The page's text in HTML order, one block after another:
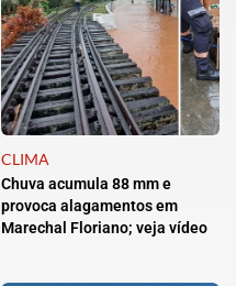
CLIMA
Chuva acumula 88 mm e
provoca alagamentos em
Marechal Floriano; veja vídeo